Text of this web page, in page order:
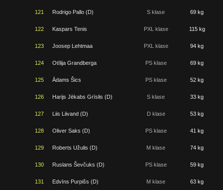
121 Rodrigo Pallo (D) S klase 69 kg
122 Kaspars Tenis PXL klase 115 kg
123 Joosep Lehtmaa PXL klase 94 kg
124 Otīlija Grandberga PS klase 69 kg
125 Ādams Šics PS klase 52 kg
126 Harijs Jēkabs Grīslis (D) S klase 33 kg
127 Liis Liivand (D) D klase 53 kg
128 Oliver Saks (D) PS klase 41 kg
129 Roberts Užulis (D) M klase 74 kg
130 Ruslans Ševčuks (D) PS klase 59 kg
131 Edvīns Purpišs (D) M klase 63 kg